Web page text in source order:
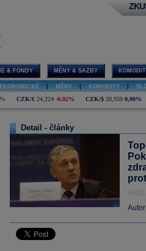
& FONDY MĚNY & SAZBY
EKONOMICKÉ MĚNY KOMODITY
CZK/€ 24,224 -0,02% CZK/$ 20,959 0,00%
Detail - články